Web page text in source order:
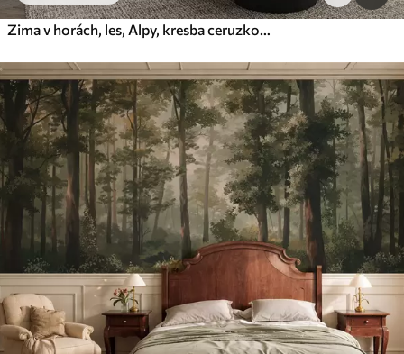
Zima v horách, les, Alpy, kresba ceruzkou, prírodné scenérie